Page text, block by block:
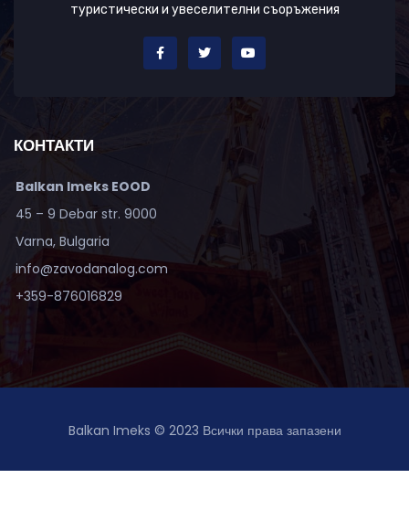
туристически и увеселителни съоръжения
КОНТАКТИ
Balkan Imeks EOOD
45 – 9 Debar str. 9000
Varna, Bulgaria
info@zavodanalog.com
+359-876016829
Balkan Imeks © 2023 Всички права запазени